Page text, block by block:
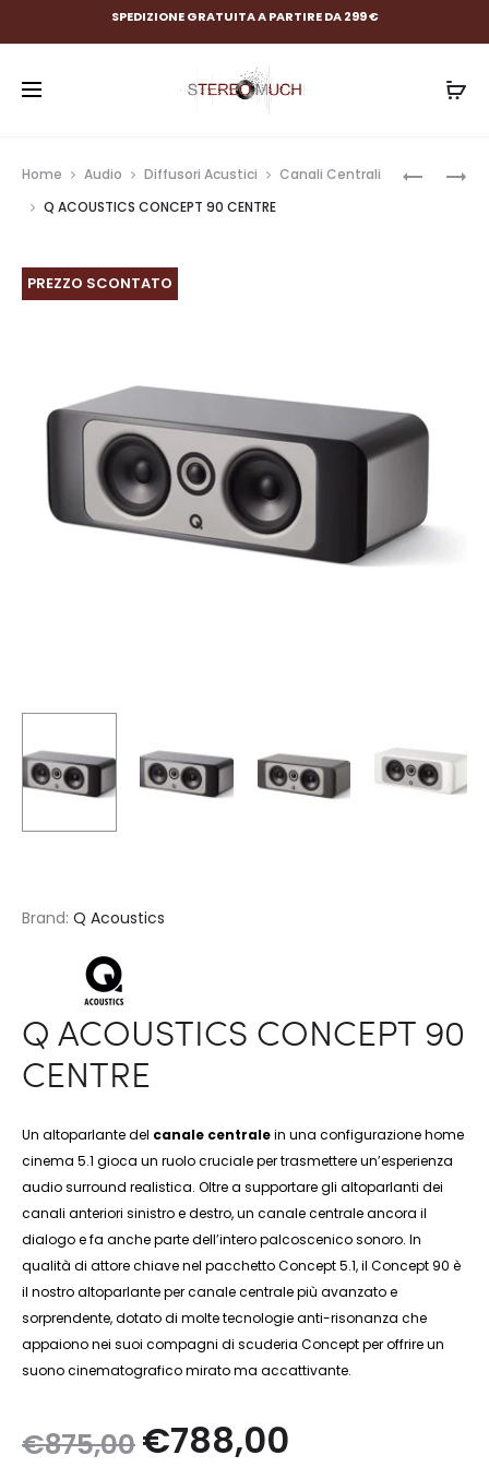
SPEDIZIONE GRATUITA A PARTIRE DA 299 €
Home Audio Diffusori Acustici
Canali Centrali
Q ACOUSTICS CONCEPT 90 CENTRE
PREZZO SCONTATO
Brand: Q Acoustics
Q ACOUSTICS CONCEPT 90
CENTRE
Un altoparlante del canale centralein una configurazione home
cinema 5.1 gioca un ruolo cruciale per trasmettere un’esperienza
audio surround realistica. Oltre a supportare gli altoparlanti dei
canali anteriori sinistro e destro, un canale centrale ancora il
dialogo e fa anche parte dell’intero palcoscenico sonoro. In
qualità di attore chiave nel pacchetto Concept 5.1, il Concept 90 è
il nostro altoparlante per canale centrale più avanzato e
sorprendente, dotato di molte tecnologie anti-risonanza che
appaiono nei suoi compagni di scuderia Concept per offrire un
suono cinematografico mirato ma accattivante.
€875,00 Il
€788,00